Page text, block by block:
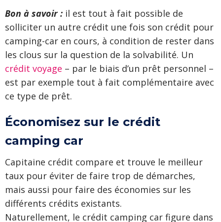
Bon à savoir : il est tout à fait possible de
solliciter un autre crédit une fois son crédit pour
camping-car en cours, à condition de rester dans
les clous sur la question de la solvabilité. Un
crédit voyage – par le biais d’un prêt personnel –
est par exemple tout à fait complémentaire avec
ce type de prêt.
Économisez sur le crédit
camping car
Capitaine crédit compare et trouve le meilleur
taux pour éviter de faire trop de démarches,
mais aussi pour faire des économies sur les
différents crédits existants.
Naturellement, le crédit camping car figure dans